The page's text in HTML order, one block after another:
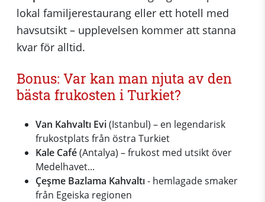
lokal familjerestaurang eller ett hotell med
havsutsikt – upplevelsen kommer att stanna
kvar för alltid.
Bonus: Var kan man njuta av den
bästa frukosten i Turkiet?
Van Kahvaltı Evi(Istanbul) – en legendarisk
frukostplats från östra Turkiet
Kale Café(Antalya) – frukost med utsikt över
Medelhavet...
Çeşme Bazlama Kahvaltı- hemlagade smaker
från Egeiska regionen